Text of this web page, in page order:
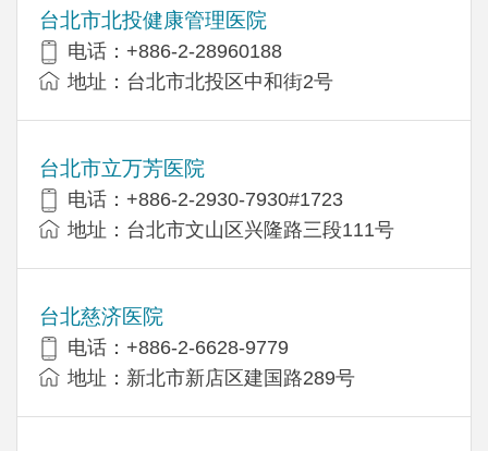
台北市北投健康管理医院
电话：+886-2-28960188
地址：台北市北投区中和街2号
台北市立万芳医院
电话：+886-2-2930-7930#1723
地址：台北市文山区兴隆路三段111号
台北慈济医院
电话：+886-2-6628-9779
地址：新北市新店区建国路289号